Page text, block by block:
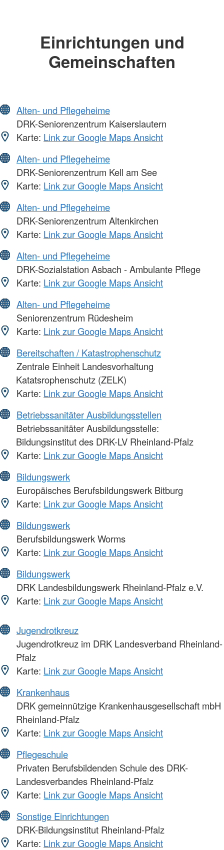
Einrichtungen und
Gemeinschaften
Alten- und Pflegeheime
DRK-Seniorenzentrum Kaiserslautern
Karte: Link zur Google Maps Ansicht
Alten- und Pflegeheime
DRK-Seniorenzentrum Kell am See
Karte: Link zur Google Maps Ansicht
Alten- und Pflegeheime
DRK-Seniorenzentrum Altenkirchen
Karte: Link zur Google Maps Ansicht
Alten- und Pflegeheime
DRK-Sozialstation Asbach - Ambulante Pflege
Karte: Link zur Google Maps Ansicht
Alten- und Pflegeheime
Seniorenzentrum Rüdesheim
Karte: Link zur Google Maps Ansicht
Bereitschaften / Katastrophenschutz
Zentrale Einheit Landesvorhaltung
Katatsrophenschutz (ZELK)
Karte: Link zur Google Maps Ansicht
Betriebssanitäter Ausbildungsstellen
Betriebssanitäter Ausbildungsstelle:
Bildungsinstitut des DRK-LV Rheinland-Pfalz
Karte: Link zur Google Maps Ansicht
Bildungswerk
Europäisches Berufsbildungswerk Bitburg
Karte: Link zur Google Maps Ansicht
Bildungswerk
Berufsbildungswerk Worms
Karte: Link zur Google Maps Ansicht
Bildungswerk
DRK Landesbildungswerk Rheinland-Pfalz e.V.
Karte: Link zur Google Maps Ansicht
Jugendrotkreuz
Jugendrotkreuz im DRK Landesverband Rheinland-
Pfalz
Karte: Link zur Google Maps Ansicht
Krankenhaus
DRK gemeinnützige Krankenhausgesellschaft mbH
Rheinland-Pfalz
Karte: Link zur Google Maps Ansicht
Pflegeschule
Privaten Berufsbildenden Schule des DRK-
Landesverbandes Rheinland-Pfalz
Karte: Link zur Google Maps Ansicht
Sonstige Einrichtungen
DRK-Bildungsinstitut Rheinland-Pfalz
Karte: Link zur Google Maps Ansicht